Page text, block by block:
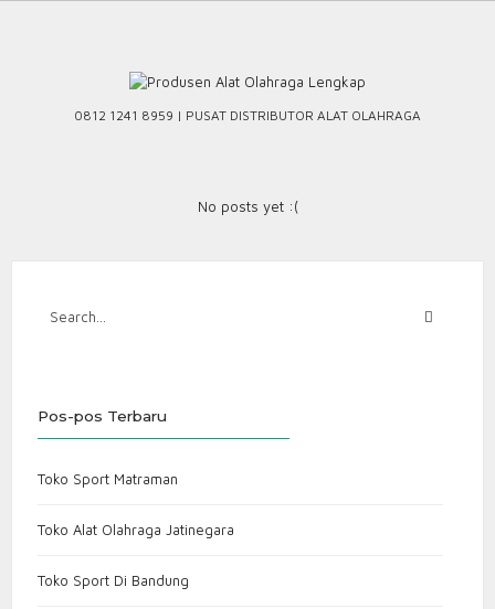
0812 1241 8959 | PUSAT DISTRIBUTOR ALAT OLAHRAGA
No posts yet :(
Pos-pos Terbaru
Toko Sport Matraman
Toko Alat Olahraga Jatinegara
Toko Sport Di Bandung